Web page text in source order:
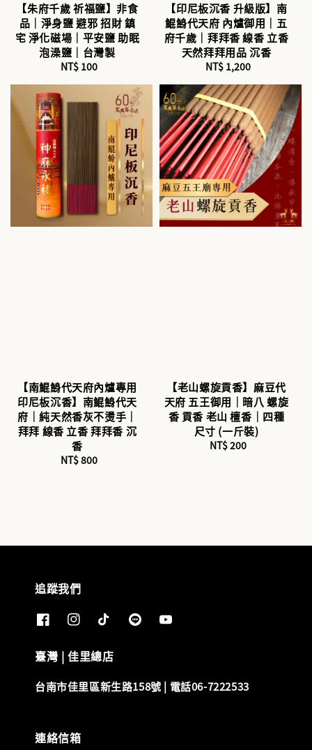
【朱府千歲 祈福鹽】非食
品｜淨身鹽 避邪 招財 鎮
宅 淨化磁場｜平安鹽 助眠
泡澡鹽｜台灣製
Regular
price
NT$ 100
【印尼板沉香 升級版】南
鯤鯓代天府 內爐御用｜五
府千歲｜拜拜香 線香 立香
天然拜拜用品 沉香
Regular
price
NT$ 1,200
【南鯤鯓代天府內爐專用
印尼板沉香】南鯤鯓代天
府｜純天然香灰不燙手｜
拜拜 線香 立香 拜拜香 沉
香
Regular
NT$ 800
【老山螺旋貢香】麻豆代
天府 五王御用｜暗八 螺旋
香 貢香 老山 檀香｜四種
尺寸 (一斤裝)
Regular
NT$ 200
追蹤我們
臺灣 | 佳里總店
台南市佳里區新生路158號 | 電話06-7222533
連絡信箱